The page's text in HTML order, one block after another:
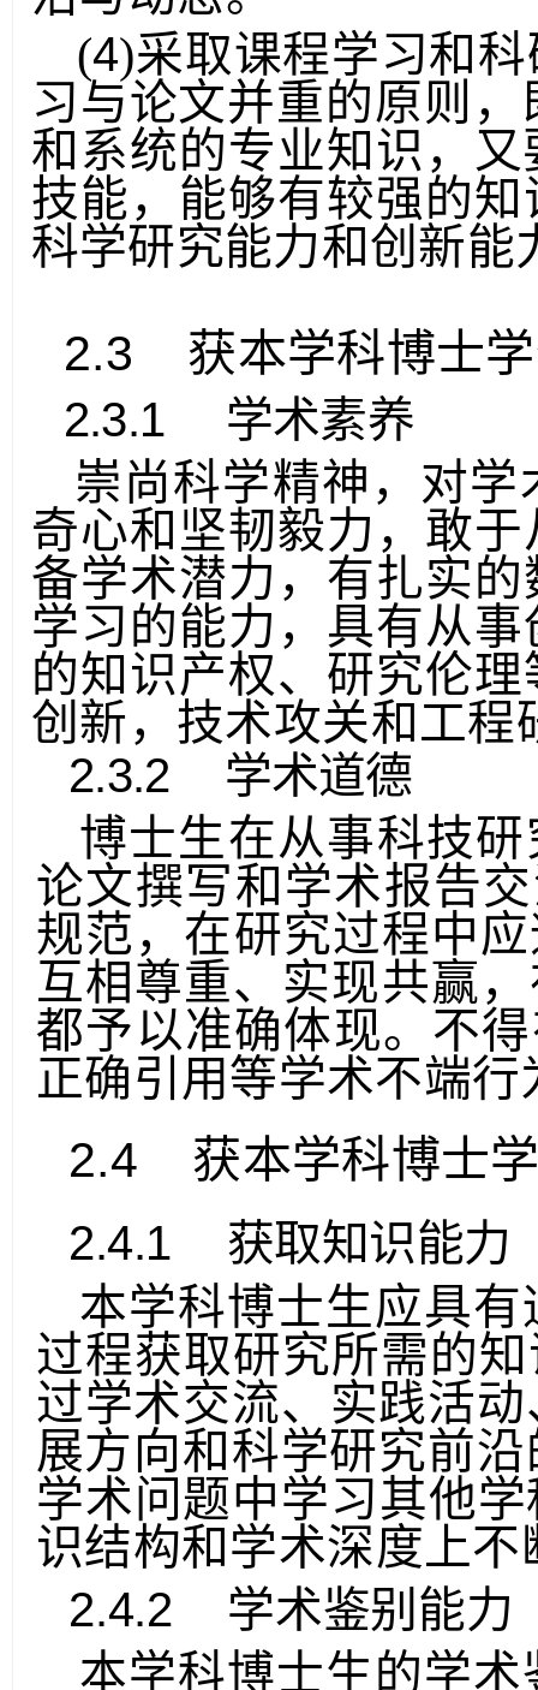
沿与动态。
(4)采取课程学习和
习与论文并重的原则，
和系统的专业知识，
技能，能够有较强的
科学研究能力和创新能
2.3 获本学科博士
2.3.1 学术素养
崇尚科学精神，对
奇心和坚韧毅力，敢
备学术潜力，有扎实
学习的能力，具有从
的知识产权、研究伦理
创新，技术攻关和工程
2.3.2
学术道德
博士生在从事科技
论文撰写和学术报告
规范，在研究过程中
互相尊重、实现共赢
都予以准确体现。不
正确引用等学术不端行
2.4 获本学科博士
2.4.1
获取知识能力
本学科博士生应具
过程获取研究所需的
过学术交流、实践活
展方向和科学研究前
学术问题中学习其他
识结构和学术深度上
2.4.2
学术鉴别能力